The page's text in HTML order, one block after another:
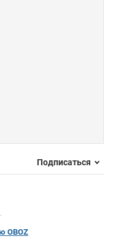
Подписаться
OBOZ